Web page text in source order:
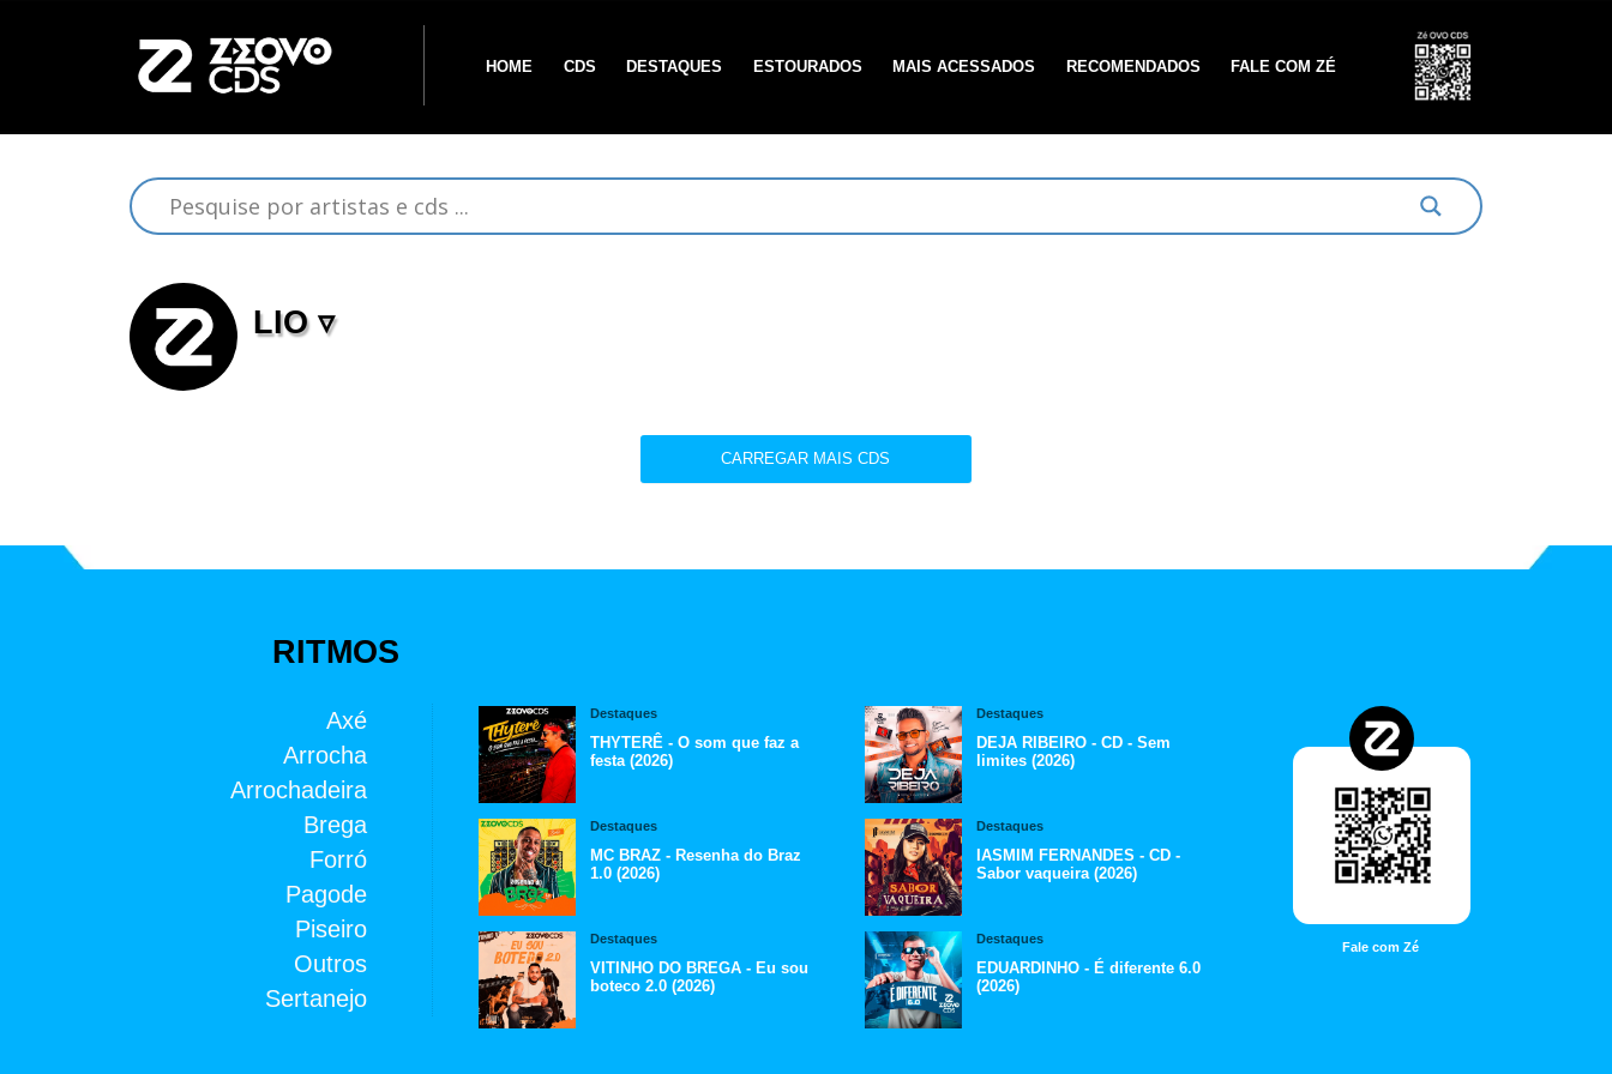
HOME CDS DESTAQUES ESTOURADOS MAIS ACESSADOS RECOMENDADOS FALE COM ZÉ
LIO ▿
CARREGAR MAIS CDS
RITMOS
Axé
Arrocha
Arrochadeira
Brega
Forró
Pagode
Piseiro
Outros
Sertanejo
Destaques
THYTERÊ - O som que faz a
festa (2026)
Destaques
DEJA RIBEIRO - CD - Sem
limites (2026)
Destaques
MC BRAZ - Resenha do Braz
1.0 (2026)
Destaques
IASMIM FERNANDES - CD -
Sabor vaqueira (2026)
Destaques
VITINHO DO BREGA - Eu sou
boteco 2.0 (2026)
Destaques
EDUARDINHO - É diferente 6.0
(2026)
Fale com Zé